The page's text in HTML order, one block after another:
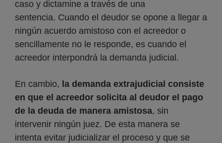
caso y dictamine a través de una
sentencia. Cuando el deudor se opone a llegar a
ningún acuerdo amistoso con el acreedor o
sencillamente no le responde, es cuando el
acreedor interpondrá la demanda judicial.
En cambio, la demanda extrajudicial consiste
en que el acreedor solicita al deudor el pago
de la deuda de manera amistosa, sin
intervenir ningún juez. De esta manera se
intenta evitar judicializar el proceso y que se